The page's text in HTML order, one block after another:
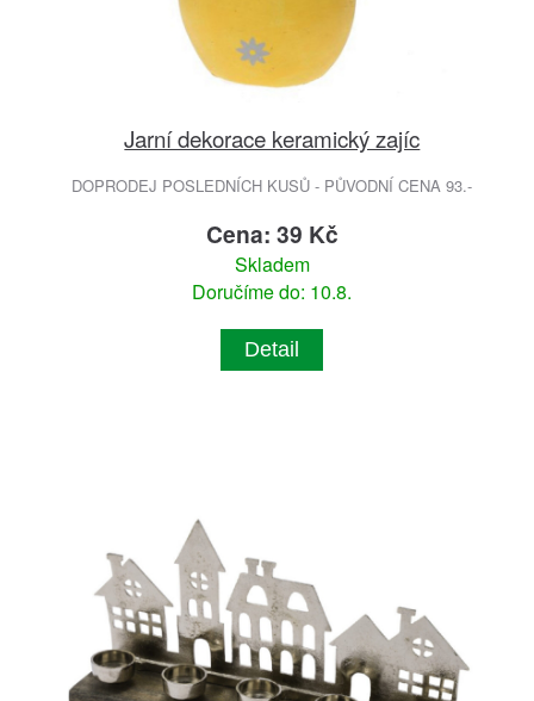
Jarní dekorace keramický zajíc
DOPRODEJ POSLEDNÍCH KUSŮ - PŮVODNÍ CENA 93.-
Cena: 39 Kč
Skladem
Doručíme do: 10.8.
Detail